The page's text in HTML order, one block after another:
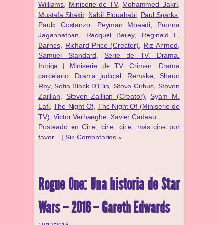
Williams
Miniserie de TV, Mohammed Bakri
Mustafa Shakir, Nabil Elouahabi, Paul Sparks
Paulo Costanzo
Peyman Moaadi, Poorna
Jagannathan
Racquel Bailey, Reginald L.
Barnes
Richard Price (Creator) Riz Ahmed
Samuel Standard
Serie de TV. Drama.
Intriga | Miniserie de TV. Crimen. Drama
carcelario. Drama judicial. Remake
Shaun
Rey, Sofia Black-D'Elia Steve Cirbus, Steven
Zaillian
Steven Zaillian (Creator)
Syam M.
Lafi ,The Night Of The Night Of (Miniserie de
TV) Victor Verhaeghe Xavier Cadeau
Posteado enCine, cine, cine, más cine por
favor...
| Sin Comentarios »
Rogue One: Una historia de Star
Wars – 2016 – Gareth Edwards